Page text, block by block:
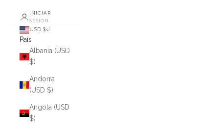
INICIAR
SESIÓN
USD $
País
Albania (USD
$)
Andorra
(USD $)
Angola (USD
$)